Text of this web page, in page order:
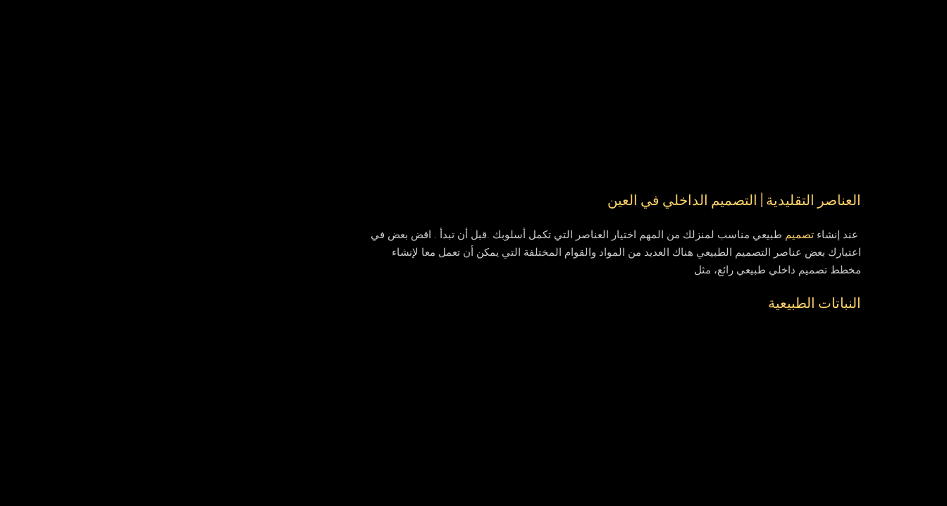
العناصر التقليدية | التصميم الداخلي في العين
عند إنشاء تصميم طبيعي مناسب لمنزلك من المهم اختيار العناصر التي تكمل أسلوبك .قبل أن تبدأ . اقض بعض في
اعتبارك بعض عناصر التصميم الطبيعي هناك العديد من المواد والقوام المختلفة التي يمكن أن تعمل معا لإنشاء
مخطط تصميم داخلي طبيعي رائع، مثل
النباتات الطبيعية